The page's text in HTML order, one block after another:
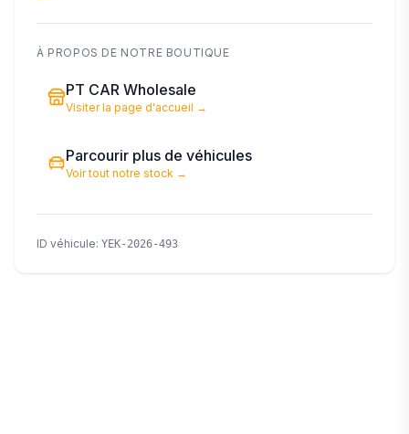
À PROPOS DE NOTRE BOUTIQUE
PT CAR Wholesale
Visiter la page d'accueil →
Parcourir plus de véhicules
Voir tout notre stock →
ID véhicule: YEK-2026-493